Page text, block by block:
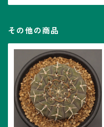
その他の商品